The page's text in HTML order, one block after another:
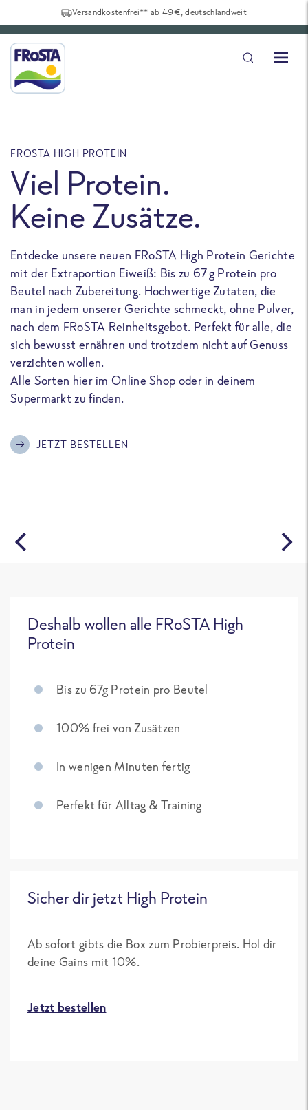
Versandkostenfrei** ab 49€, deutschlandweit
FROSTA HIGH PROTEIN
Viel Protein.
Keine Zusätze.
Entdecke unsere neuen FRoSTA High Protein Gerichte
mit der Extraportion Eiweiß: Bis zu 67 g Protein pro
Beutel nach Zubereitung. Hochwertige Zutaten, die
man in jedem unserer Gerichte schmeckt, ohne Pulver,
nach dem FRoSTA Reinheitsgebot. Perfekt für alle, die
sich bewusst ernähren und trotzdem nicht auf Genuss
verzichten wollen.
Alle Sorten hier im Online Shop oder in deinem
Supermarkt zu finden.
JETZT BESTELLEN
Deshalb wollen alle FRoSTA High
Protein
Bis zu 67g Protein pro Beutel
100% frei von Zusätzen
In wenigen Minuten fertig
Perfekt für Alltag & Training
Sicher dir jetzt High Protein
Ab sofort gibts die Box zum Probierpreis. Hol dir
deine Gains mit 10%.
Jetzt bestellen